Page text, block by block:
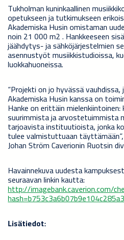
Tukholman kuninkaallinen
opetukseen ja tutkimukseen
Akademiska Husin omistaman
noin 21 000 m2 . Hankkeeseen
jäähdytys- ja sähköjärjestelmien
asennustyöt musiikkistudioissa,
luokkahuoneissa.
“Projekti on jo hyvässä
Akademiska Husin kanssa on
Hanke on erittäin
suurimmista ja arvostetuimmista
tarjoavista instituutioista, jonka
tulee valmistuttuaan
Johan Ström Caverionin Ruotsin
Havainnekuva uudesta
seuraavan linkin kautta:
http://imagebank.caverion.com/
Lisätiedot: